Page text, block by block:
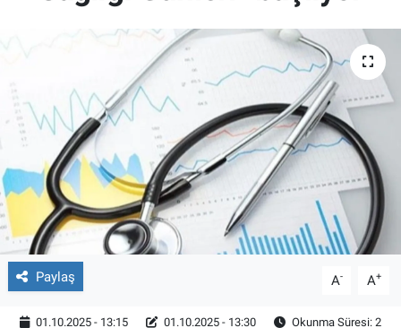
Paylaş A- A+
01.10.2025 - 13:15 01.10.2025 - 13:30
Okunma Süresi: 2
Kültür & Sanat
Bilim-Teknoloji
Köşe Yazıları
Röportaj
Video Galeri
Tüm Manşetler
Son Dakika Haberleri
Haber Arşivi